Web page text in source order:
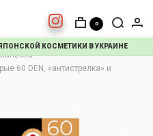
0
КОСМЕТИКИ В УКРАИНЕ
60 DEN, «антистрелка» и